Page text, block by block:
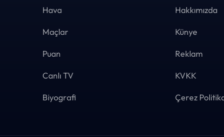
Hava
Maçlar
Puan
Canlı TV
Biyografi
Hakkımızda
Künye
Reklam
KVKK
Çerez